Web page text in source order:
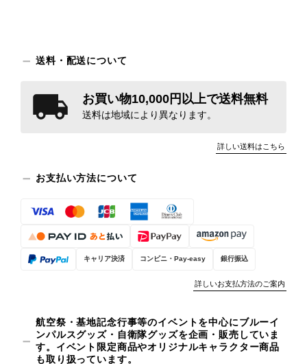
送料・配送について
お買い物10,000円以上で送料無料
送料は地域により異なります。
詳しい送料はこちら
お支払い方法について
キャリア決済 コンビニ・Pay-easy 銀行振込
詳しいお支払方法のご案内
航空祭・基地記念行事等のイベントを中心にブルーイ
ンパルスグッズ・自衛隊グッズを企画・販売していま
す。イベント限定商品やオリジナルキャラクター商品
も取り扱っています。